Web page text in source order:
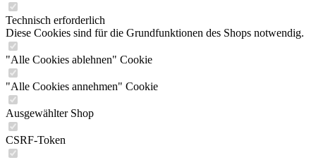
Technisch erforderlich
Diese Cookies sind für die Grundfunktionen des Shops notwendig.
"Alle Cookies ablehnen" Cookie
"Alle Cookies annehmen" Cookie
Ausgewählter Shop
CSRF-Token